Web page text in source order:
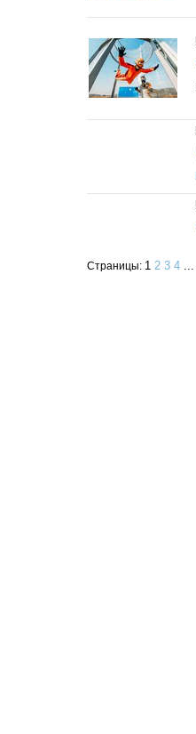
Страницы: 1 2 3 4 ...